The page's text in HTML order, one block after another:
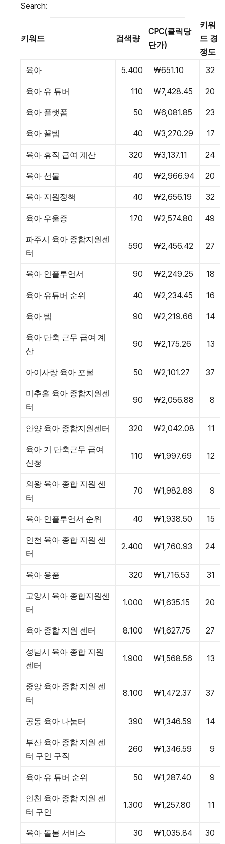
Search:
키워드 검색량
CPC(클릭당
단가)
키워
드 경
쟁도
육아
5.400 ₩651.10 32
육아 유 튜버 110 ₩7,428.45 20
육아 플랫폼 50 ₩6,081.85 23
육아 꿀템 40 ₩3,270.29 17
육아 휴직 급여 계산 320 ₩3,137.11 24
육아 선물 40 ₩2,966.94 20
육아 지원정책 40 ₩2,656.19 32
육아 우울증 170 ₩2,574.80 49
파주시 육아 종합지원센
터
590 ₩2,456.42 27
육아 인플루언서 90 ₩2,249.25 18
육아 유튜버 순위 40 ₩2,234.45 16
육아 템 90 ₩2,219.66 14
육아 단축 근무 급여 계
산
90 ₩2,175.26 13
아이사랑 육아 포털 50 ₩2,101.27 37
미추홀 육아 종합지원센
터
90 ₩2,056.88 8
안양 육아 종합지원센터 320 ₩2,042.08 11
육아 기 단축근무 급여
신청
110 ₩1,997.69 12
의왕 육아 종합 지원 센
터
70 ₩1,982.89 9
육아 인플루언서 순위 40 ₩1,938.50 15
인천 육아 종합 지원 센
터
2.400 ₩1,760.93 24
육아 용품 320 ₩1,716.53 31
고양시 육아 종합지원센
터
1.000 ₩1,635.15 20
육아 종합 지원 센터 8.100 ₩1,627.75 27
성남시 육아 종합 지원
센터
1.900 ₩1,568.56 13
중앙 육아 종합 지원 센
터
8.100 ₩1,472.37 37
공동 육아 나눔터 390 ₩1,346.59 14
부산 육아 종합 지원 센
터 구인 구직
260 ₩1,346.59 9
육아 유 튜버 순위 50 ₩1,287.40 9
인천 육아 종합 지원 센
터 구인
1.300 ₩1,257.80 11
육아 돌봄 서비스 30 ₩1,035.84 30